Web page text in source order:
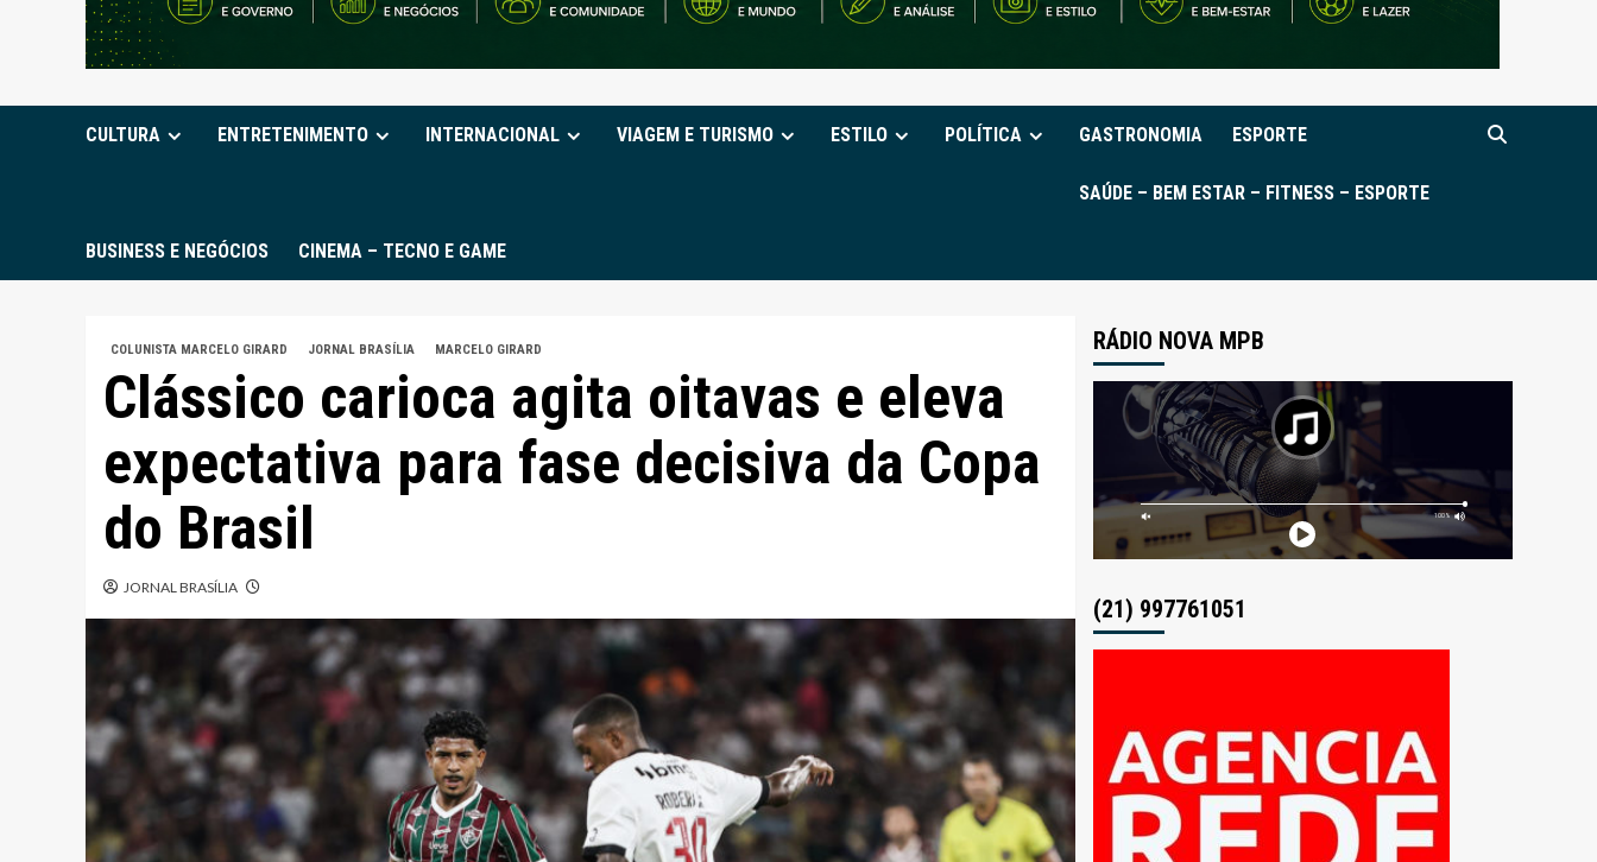
CULTURA ENTRETENIMENTO INTERNACIONAL VIAGEM E TURISMO ESTILO POLÍTICA GASTRONOMIA ESPORTE
SAÚDE – BEM ESTAR – FITNESS – ESPORTE
BUSINESS E NEGÓCIOS CINEMA – TECNO E GAME
COLUNISTA MARCELO GIRARD JORNAL BRASÍLIA MARCELO GIRARD
Clássico carioca agita oitavas e eleva
expectativa para fase decisiva da Copa
do Brasil
JORNAL BRASÍLIA
RÁDIO NOVA MPB
(21) 997761051